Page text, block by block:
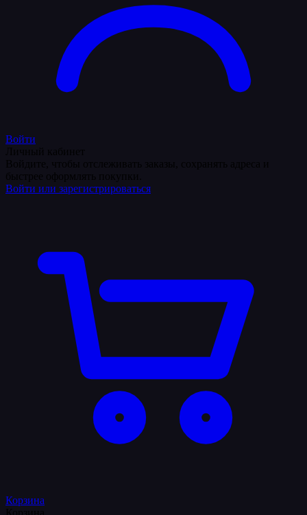
Войти
Войти или зарегистрироваться
Корзина